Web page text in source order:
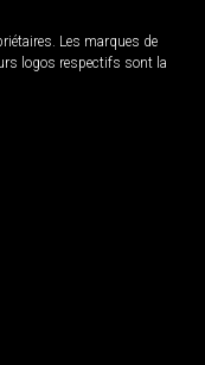
Les marques de
logos respectifs sont la